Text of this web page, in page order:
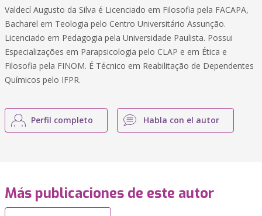
Valdecí Augusto da Silva é Licenciado em Filosofia pela FACAPA,
Bacharel em Teologia pelo Centro Universitário Assunção.
Licenciado em Pedagogia pela Universidade Paulista. Possui
Especializações em Parapsicologia pelo CLAP e em Ética e
Filosofia pela FINOM. É Técnico em Reabilitação de Dependentes
Químicos pelo IFPR.
Perfil completo Habla con el autor
Más publicaciones de este autor